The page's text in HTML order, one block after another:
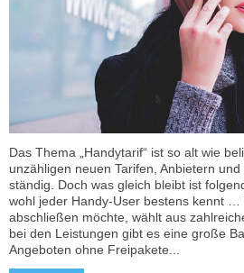
Das Thema „Handytarif“ ist so alt wie
unzähligen neuen Tarifen, Anbietern
ständig. Doch was gleich bleibt ist
wohl jeder Handy-User bestens kennt …
abschließen möchte, wählt aus
bei den Leistungen gibt es eine große
Angeboten ohne Freipakete...